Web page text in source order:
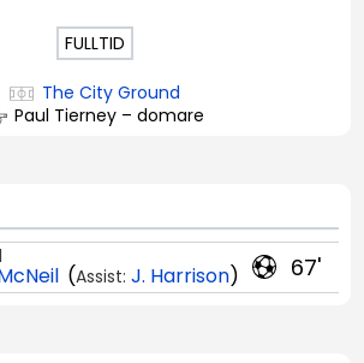
FULLTID
The City Ground
Paul Tierney – domare
67'
(Assist: J. Harrison)